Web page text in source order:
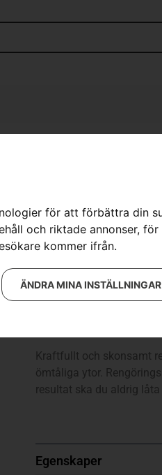
för att förbättra din
och riktade annonser,
kommer ifrån.
ÄNDRA MINA INSTÄLLNINGAR
Artikelnummer:
590661301
Kategorier:
för
Varumärken :Husqvarna
199kr
Kraftfullt och skonsamt
ömtåliga ytor.
resultat ska du aldrig
Egenskaper